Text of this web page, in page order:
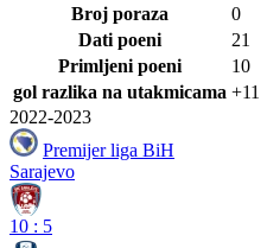
Broj poraza
0
Dati poeni
21
Primljeni poeni
10
gol razlika na utakmicama +11
2022-2023
Premijer liga BiH
Sarajevo
10 : 5